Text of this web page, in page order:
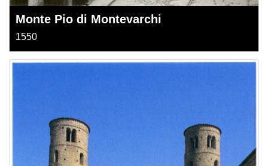
Monte Pio di Montevarchi
1550